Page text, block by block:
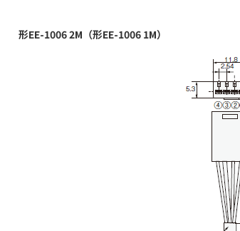
形EE-1006 2M（形EE-1006 1M）